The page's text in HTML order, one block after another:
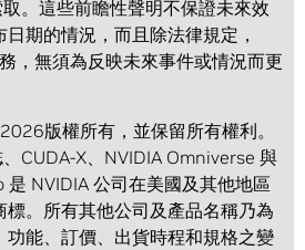
。這些前瞻性聲明不保證未來效
期的情況，而且除法律規定，
，無須為反映未來事件或情況而更
版權所有，並保留所有權利。
CUDA-X、NVIDIA Omniverse 與
NVIDIA 公司在美國及其他地區
標。所有其他公司及產品名稱乃為
功能、訂價、出貨時程和規格之變